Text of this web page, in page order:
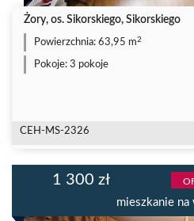
Żory, os. Sikorskiego, Sikorskiego
Powierzchnia: 63,95 m2
Pokoje: 3 pokoje
CEH-MS-2326
1 300 zł
mieszkanie na